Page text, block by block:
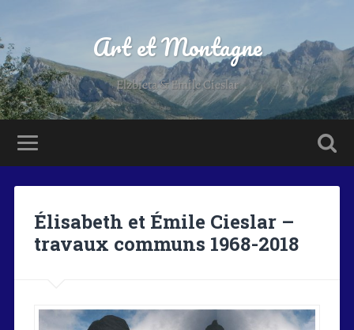
Art et Montagne
Elzbieta & Emile Cieslar
Élisabeth et Émile Cieslar –
travaux communs 1968-2018